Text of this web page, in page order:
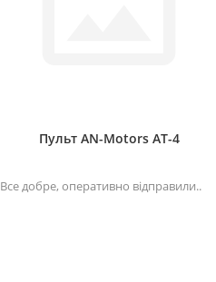
Пульт AN-Motors AT-4
Все добре, оперативно відправили..